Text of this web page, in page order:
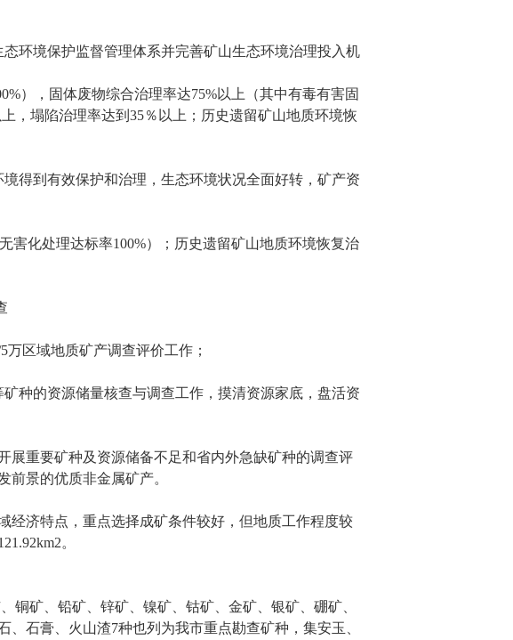
环境保护监督管理体系并完善矿山生态环境治理投入机
），固体废物综合治理率达75%以上（其中有毒有害固
上，塌陷治理率达到 35％以上；历史遗留矿山地质环境恢
得到有效保护和治理，生态环境状况全面好转，矿产资
害化处理达标率100%）；历史遗留矿山地质环境恢复治
万区域地质矿产调查评价工作；
种的资源储量核查与调查工作，摸清资源家底，盘活资
展重要矿种及资源储备不足和省内外急缺矿种的调查评
景的优质非金属矿产。
经济特点，重点选择成矿条件较好，但地质工作程度较
。
铜矿、铅矿、锌矿、镍矿、钴矿、金矿、银矿、硼矿、
、石膏、火山渣7种也列为我市重点勘查矿种，集安玉、